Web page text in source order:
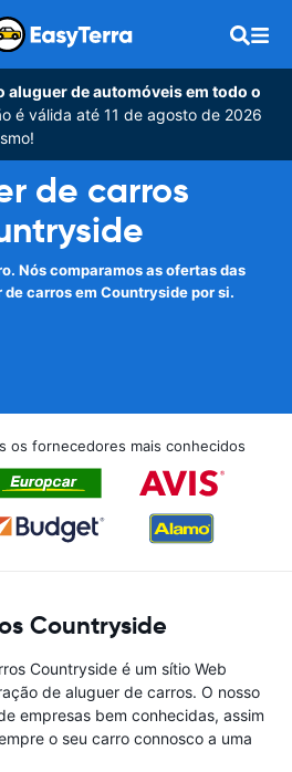
aluguer de automóveis em todo o
é válida até 11 de agosto de 2026
de carros
Nós comparamos as ofertas das
carros em Countryside por si.
os fornecedores mais conhecidos
Countryside
Countryside é um sítio Web
de aluguer de carros. O nosso
empresas bem conhecidas, assim
o seu carro connosco a uma